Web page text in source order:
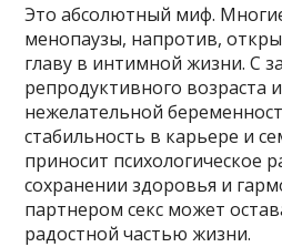
Это абсолютный миф.
менопаузы, напротив,
главу в интимной жизни. С
репродуктивного возраста
нежелательной
стабильность в карьере и
приносит психологическое
сохранении здоровья и
партнером секс может
радостной частью жизни.